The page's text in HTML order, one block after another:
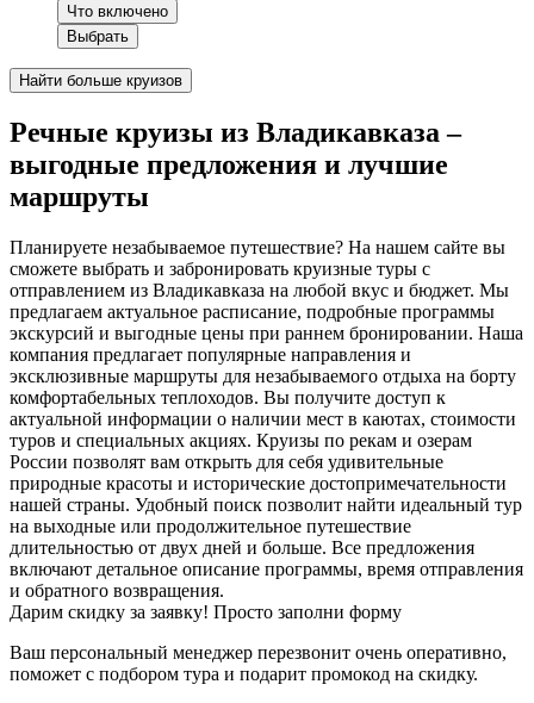
Что включено
Выбрать
Найти больше круизов
Речные круизы из Владикавказа –
выгодные предложения и лучшие
маршруты
Планируете незабываемое путешествие? На нашем сайте вы
сможете выбрать и забронировать круизные туры с
отправлением из Владикавказа на любой вкус и бюджет. Мы
предлагаем актуальное расписание, подробные программы
экскурсий и выгодные цены при раннем бронировании. Наша
компания предлагает популярные направления и
эксклюзивные маршруты для незабываемого отдыха на борту
комфортабельных теплоходов. Вы получите доступ к
актуальной информации о наличии мест в каютах, стоимости
туров и специальных акциях. Круизы по рекам и озерам
России позволят вам открыть для себя удивительные
природные красоты и исторические достопримечательности
нашей страны. Удобный поиск позволит найти идеальный тур
на выходные или продолжительное путешествие
длительностью от двух дней и больше. Все предложения
включают детальное описание программы, время отправления
и обратного возвращения.
Дарим скидку за заявку! Просто заполни форму
Ваш персональный менеджер перезвонит очень оперативно,
поможет с подбором тура и подарит промокод на скидку.